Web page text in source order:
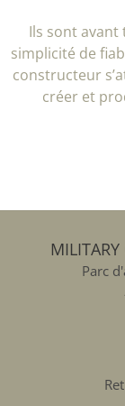
Ils sont
simplicité de
constructeur
créer et
MILITARY
Parc